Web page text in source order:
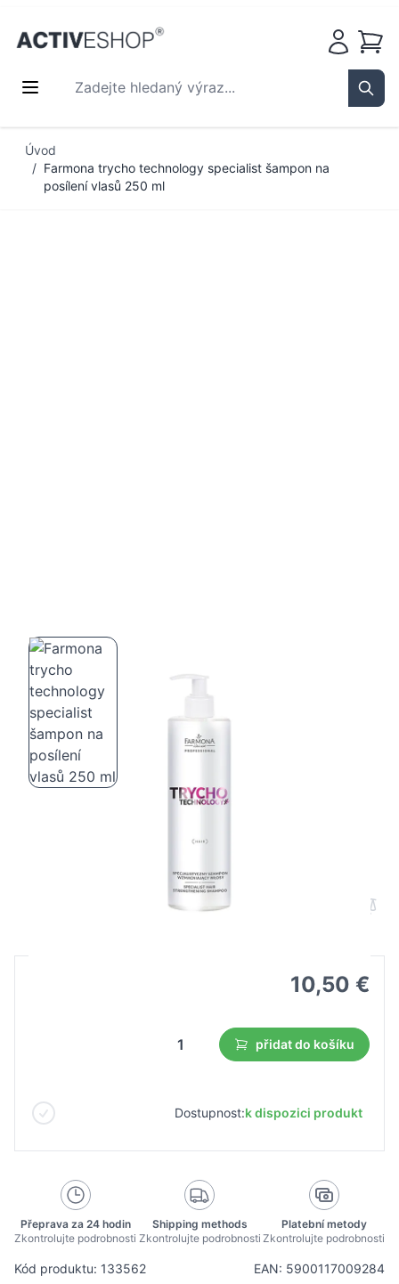
Zadejte hledaný výraz...
Košík
Úvod
/ Farmona trycho technology specialist šampon na
posílení vlasů 250 ml
Farmona trycho technology specialist
Kód produktu: 133562 EAN: 5900117009284
10,50 €
přidat do košíku
Dostupnost:k dispozici produkt
Přeprava za 24 hodin
Zkontrolujte podrobnosti
Shipping methods
Zkontrolujte podrobnosti
Platební metody
Zkontrolujte podrobnosti